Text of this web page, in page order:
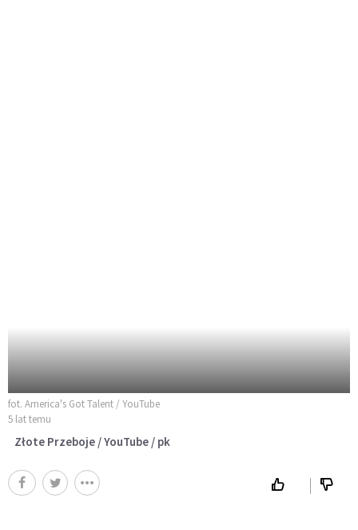
fot. America's Got Talent / YouTube
5 lat temu
Złote Przeboje / YouTube / pk